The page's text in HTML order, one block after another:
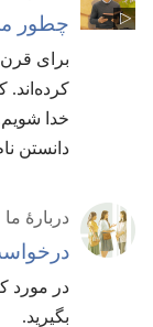
چطور
برای
خدا
دانستن
دربارهٔ ما
در مورد
بگیرید.‏